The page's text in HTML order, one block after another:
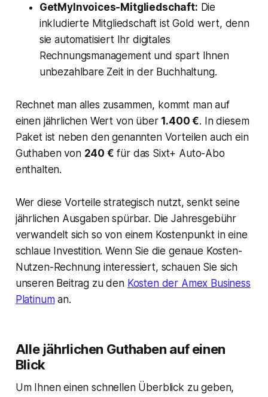
GetMyInvoices-Mitgliedschaft: Die
inkludierte Mitgliedschaft ist Gold wert, denn
sie automatisiert Ihr digitales
Rechnungsmanagement und spart Ihnen
unbezahlbare Zeit in der Buchhaltung.
Rechnet man alles zusammen, kommt man auf
einen jährlichen Wert von über 1.400 €. In diesem
Paket ist neben den genannten Vorteilen auch ein
Guthaben von 240 € für das Sixt+ Auto-Abo
enthalten.
Wer diese Vorteile strategisch nutzt, senkt seine
jährlichen Ausgaben spürbar. Die Jahresgebühr
verwandelt sich so von einem Kostenpunkt in eine
schlaue Investition. Wenn Sie die genaue Kosten-
Nutzen-Rechnung interessiert, schauen Sie sich
unseren Beitrag zu den Kosten der Amex Business
Platinuman.
Alle jährlichen Guthaben auf einen
Blick
Um Ihnen einen schnellen Überblick zu geben,